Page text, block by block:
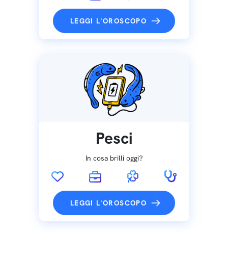
LEGGI L'OROSCOPO
Pesci
In cosa brilli oggi?
LEGGI L'OROSCOPO